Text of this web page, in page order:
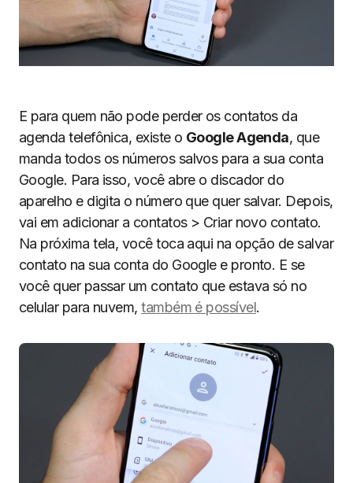
E para quem não pode perder os contatos da
agenda telefônica, existe o Google Agenda, que
manda todos os números salvos para a sua conta
Google. Para isso, você abre o discador do
aparelho e digita o número que quer salvar. Depois,
vai em adicionar a contatos > Criar novo contato.
Na próxima tela, você toca aqui na opção de salvar
contato na sua conta do Google e pronto. E se
você quer passar um contato que estava só no
celular para nuvem,também é possível.